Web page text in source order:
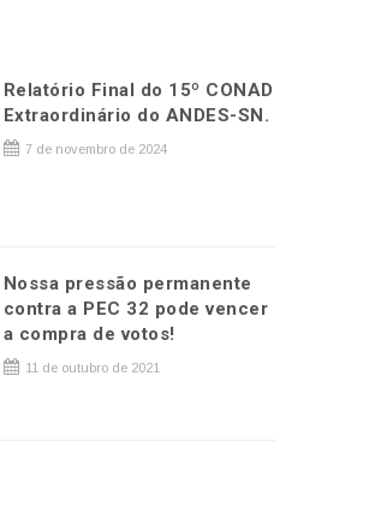
Relatório Final do 15º CONAD
Extraordinário do ANDES-SN.
7 de novembro de 2024
Nossa pressão permanente
contra a PEC 32 pode vencer
a compra de votos!
11 de outubro de 2021